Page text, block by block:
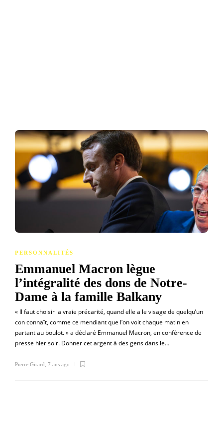
PERSONNALITÉS
Emmanuel Macron lègue
l’intégralité des dons de Notre-
Dame à la famille Balkany
« Il faut choisir la vraie précarité, quand elle a le visage de quelqu’un
con connaît, comme ce mendiant que l’on voit chaque matin en
partant au boulot. » a déclaré Emmanuel Macron, en conférence de
presse hier soir. Donner cet argent à des gens dans le…
Pierre Girard 7 ans ago